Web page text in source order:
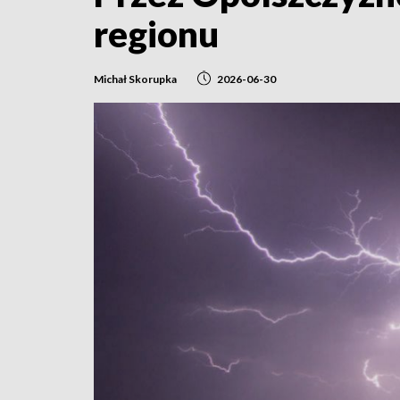
regionu
Michał Skorupka 2026-06-30